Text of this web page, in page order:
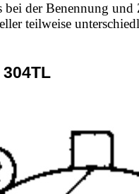
bei der Benennung
teilweise
304TL